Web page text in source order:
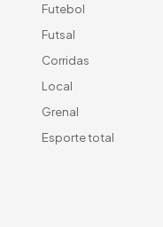
Futebol
Futsal
Corridas
Local
Grenal
Esporte total